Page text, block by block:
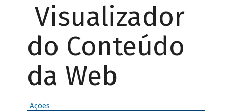
Visualizador
do Conteúdo
da Web
Ações